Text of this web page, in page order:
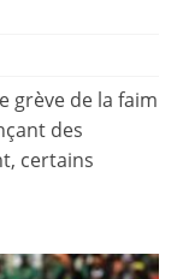
grève de la faim
des
certains